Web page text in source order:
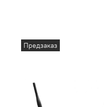
Предзаказ